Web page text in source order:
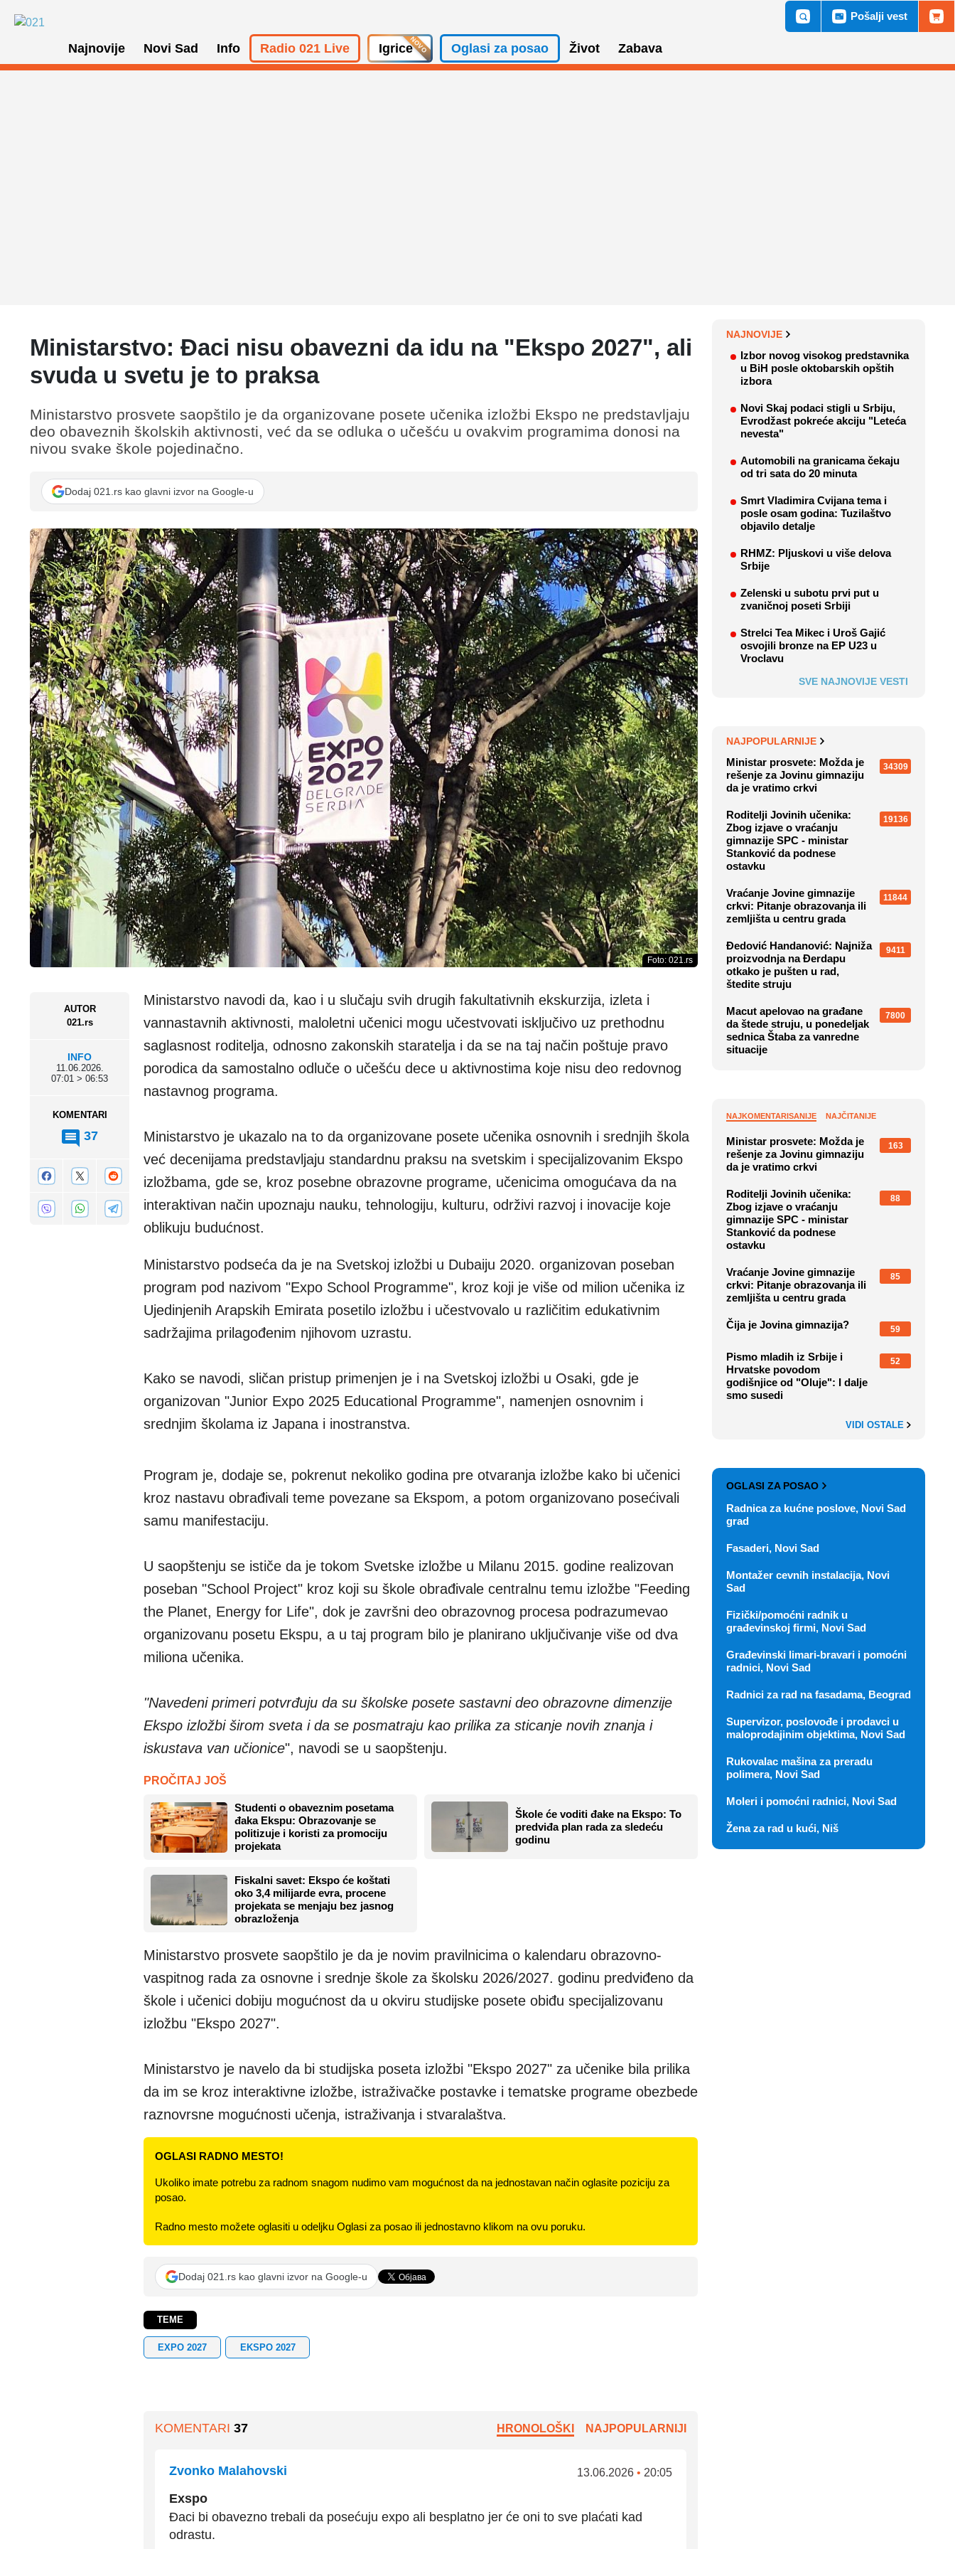
Najnovije Novi Sad Info Radio 021 Live Igrice Oglasi za posao Život Zabava
Pošalji vest
Ministarstvo: Đaci nisu obavezni da idu na "Ekspo 2027", ali
svuda u svetu je to praksa
AUTOR
021.rs
INFO
11.06.2026.
07:01 > 06:53
KOMENTARI
37
Ministarstvo prosvete saopštilo je da organizovane posete učenika izložbi Ekspo ne predstavljaju
deo obaveznih školskih aktivnosti, već da se odluka o učešću u ovakvim programima donosi na
nivou svake škole pojedinačno.
Dodaj 021.rs kao glavni izvor na Google-u
Foto: 021.rs
Ministarstvo navodi da, kao i u slučaju svih drugih fakultativnih ekskurzija, izleta i
vannastavnih aktivnosti, maloletni učenici mogu učestvovati isključivo uz prethodnu
saglasnost roditelja, odnosno zakonskih staratelja i da se na taj način poštuje pravo
porodica da samostalno odluče o učešću dece u aktivnostima koje nisu deo redovnog
nastavnog programa.
Ministarstvo je ukazalo na to da organizovane posete učenika osnovnih i srednjih škola
već decenijama predstavljaju standardnu praksu na svetskim i specijalizovanim Ekspo
izložbama, gde se, kroz posebne obrazovne programe, učenicima omogućava da na
interaktivan način upoznaju nauku, tehnologiju, kulturu, održivi razvoj i inovacije koje
oblikuju budućnost.
Ministarstvo podseća da je na Svetskoj izložbi u Dubaiju 2020. organizovan poseban
program pod nazivom "Expo School Programme", kroz koji je više od milion učenika iz
Ujedinjenih Arapskih Emirata posetilo izložbu i učestvovalo u različitim edukativnim
sadržajima prilagođenim njihovom uzrastu.
Kako se navodi, sličan pristup primenjen je i na Svetskoj izložbi u Osaki, gde je
organizovan "Junior Expo 2025 Educational Programme", namenjen osnovnim i
srednjim školama iz Japana i inostranstva.
Program je, dodaje se, pokrenut nekoliko godina pre otvaranja izložbe kako bi učenici
kroz nastavu obrađivali teme povezane sa Ekspom, a potom organizovano posećivali
samu manifestaciju.
U saopštenju se ističe da je tokom Svetske izložbe u Milanu 2015. godine realizovan
poseban "School Project" kroz koji su škole obrađivale centralnu temu izložbe "Feeding
the Planet, Energy for Life", dok je završni deo obrazovnog procesa podrazumevao
organizovanu posetu Ekspu, a u taj program bilo je planirano uključivanje više od dva
miliona učenika.
"Navedeni primeri potvrđuju da su školske posete sastavni deo obrazovne dimenzije
Ekspo izložbi širom sveta i da se posmatraju kao prilika za sticanje novih znanja i
iskustava van učionice", navodi se u saopštenju.
PROČITAJ JOŠ
Studenti o obaveznim posetama
đaka Ekspu: Obrazovanje se
politizuje i koristi za promociju
projekata
Škole će voditi đake na Ekspo: To
predviđa plan rada za sledeću
godinu
Fiskalni savet: Ekspo će koštati
oko 3,4 milijarde evra, procene
projekata se menjaju bez jasnog
obrazloženja
Ministarstvo prosvete saopštilo je da je novim pravilnicima o kalendaru obrazovno-
vaspitnog rada za osnovne i srednje škole za školsku 2026/2027. godinu predviđeno da
škole i učenici dobiju mogućnost da u okviru studijske posete obiđu specijalizovanu
izložbu "Ekspo 2027".
Ministarstvo je navelo da bi studijska poseta izložbi "Ekspo 2027" za učenike bila prilika
da im se kroz interaktivne izložbe, istraživačke postavke i tematske programe obezbede
raznovrsne mogućnosti učenja, istraživanja i stvaralaštva.
OGLASI RADNO MESTO!
Ukoliko imate potrebu za radnom snagom nudimo vam mogućnost da na jednostavan način oglasite poziciju za
posao.
Radno mesto možete oglasiti u odeljku Oglasi za posao ili jednostavno klikom na ovu poruku.
Dodaj 021.rs kao glavni izvor na Google-u
TEME
EXPO 2027 EKSPO 2027
KOMENTARI 37 HRONOLOŠKI NAJPOPULARNIJI
Zvonko Malahovski 13.06.2026 • 20:05
Exspo
Đaci bi obavezno trebali da posećuju expo ali besplatno jer će oni to sve plaćati kad
odrastu.
NAJNOVIJE
Izbor novog visokog predstavnika
u BiH posle oktobarskih opštih
izbora
Novi Skaj podaci stigli u Srbiju,
Evrodžast pokreće akciju "Leteća
nevesta"
Automobili na granicama čekaju
od tri sata do 20 minuta
Smrt Vladimira Cvijana tema i
posle osam godina: Tuzilaštvo
objavilo detalje
RHMZ: Pljuskovi u više delova
Srbije
Zelenski u subotu prvi put u
zvaničnoj poseti Srbiji
Strelci Tea Mikec i Uroš Gajić
osvojili bronze na EP U23 u
Vroclavu
SVE NAJNOVIJE VESTI
NAJPOPULARNIJE
Ministar prosvete: Možda je
rešenje za Jovinu gimnaziju
da je vratimo crkvi
34309
Roditelji Jovinih učenika:
Zbog izjave o vraćanju
gimnazije SPC - ministar
Stanković da podnese
ostavku
19136
Vraćanje Jovine gimnazije
crkvi: Pitanje obrazovanja ili
zemljišta u centru grada
11844
Đedović Handanović: Najniža
proizvodnja na Đerdapu
otkako je pušten u rad,
štedite struju
9411
Macut apelovao na građane
da štede struju, u ponedeljak
sednica Štaba za vanredne
situacije
7800
NAJKOMENTARISANIJE NAJČITANIJE
Ministar prosvete: Možda je
rešenje za Jovinu gimnaziju
da je vratimo crkvi
163
Roditelji Jovinih učenika:
Zbog izjave o vraćanju
gimnazije SPC - ministar
Stanković da podnese
ostavku
88
Vraćanje Jovine gimnazije
crkvi: Pitanje obrazovanja ili
zemljišta u centru grada
85
Čija je Jovina gimnazija? 59
Pismo mladih iz Srbije i
Hrvatske povodom
godišnjice od "Oluje": I dalje
smo susedi
52
VIDI OSTALE
OGLASI ZA POSAO
Radnica za kućne poslove, Novi Sad
grad
Fasaderi, Novi Sad
Montažer cevnih instalacija, Novi
Sad
Fizički/pomoćni radnik u
građevinskoj firmi, Novi Sad
Građevinski limari-bravari i pomoćni
radnici, Novi Sad
Radnici za rad na fasadama, Beograd
Supervizor, poslovođe i prodavci u
maloprodajinim objektima, Novi Sad
Rukovalac mašina za preradu
polimera, Novi Sad
Moleri i pomoćni radnici, Novi Sad
Žena za rad u kući, Niš